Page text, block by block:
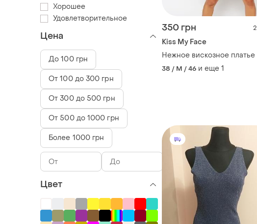
350 грн 2
Kiss My Face
Нежное вискозное платье
38 / M / 46 и еще 1
Хорошее
Удовлетворительное
Цена
До 100 грн
От 100 до 300 грн
От 300 до 500 грн
От 500 до 1000 грн
Более 1000 грн
Цвет